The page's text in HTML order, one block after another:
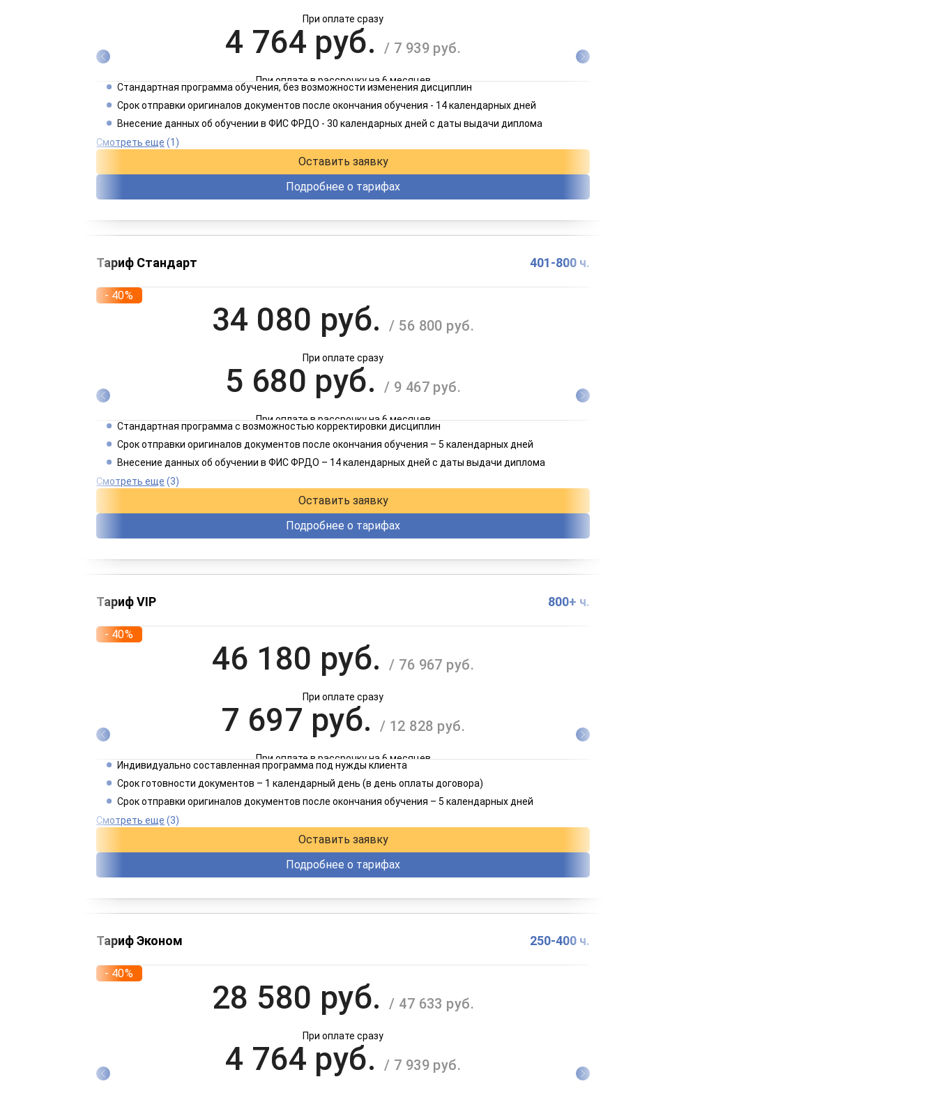
При оплате сразу
4 764 руб. / 7 939 руб.
При оплате в рассрочку на 6 месяцев
2 382 руб./ 3 970 руб.
Стандартная программа обучения, без возможности изменения дисциплин
Срок отправки оригиналов документов после окончания обучения - 14 календарных дней
Внесение данных об обучении в ФИС ФРДО - 30 календарных дней с даты выдачи диплома
Смотреть еще (1)
Оставить заявку
Подробнее о тарифах
Тариф Стандарт 401-800 ч.
- 40%
34 080 руб./ 56 800 руб.
При оплате сразу
5 680 руб. / 9 467 руб.
При оплате в рассрочку на 6 месяцев
2 840 руб./ 4 734 руб.
Стандартная программа с возможностью корректировки дисциплин
Срок отправки оригиналов документов после окончания обучения – 5 календарных дней
Внесение данных об обучении в ФИС ФРДО – 14 календарных дней с даты выдачи диплома
Смотреть еще (3)
Оставить заявку
Подробнее о тарифах
Тариф VIP 800+ ч.
- 40%
46 180 руб./ 76 967 руб.
При оплате сразу
7 697 руб./ 12 828 руб.
При оплате в рассрочку на 6 месяцев
3 849 руб./ 6 414 руб.
Индивидуально составленная программа под нужды клиента
Срок готовности документов – 1 календарный день (в день оплаты договора)
Срок отправки оригиналов документов после окончания обучения – 5 календарных дней
Смотреть еще (3)
Оставить заявку
Подробнее о тарифах
Тариф Эконом 250-400 ч.
- 40%
28 580 руб./ 47 633 руб.
При оплате сразу
4 764 руб. / 7 939 руб.